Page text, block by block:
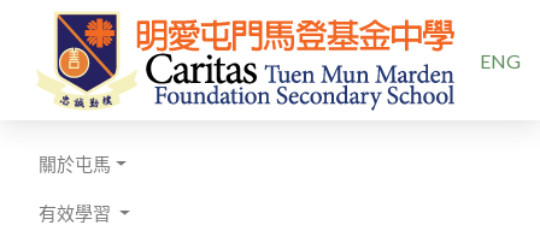
ENG
關於屯馬
有效學習